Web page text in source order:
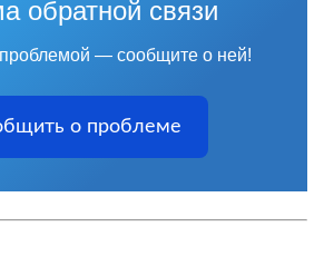
обратной связи
— сообщите о ней!
о проблеме